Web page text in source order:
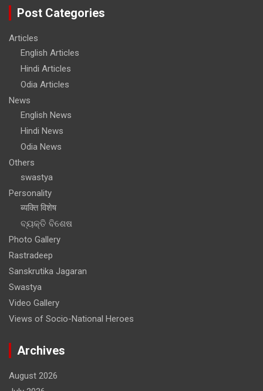
ସଂଘର
ସମନ୍ୱୟ
ବୈଠକ
Post Categories
Articles
English Articles
Hindi Articles
Odia Articles
News
English News
Hindi News
Odia News
Others
swastya
Personality
ब्यक्ति विशेष
ବ୍ୟକ୍ତି ବିଶେଷ
Photo Gallery
Rastradeep
Sanskrutika Jagaran
Swastya
Video Gallery
Views of Socio-National Heroes
Archives
August 2026